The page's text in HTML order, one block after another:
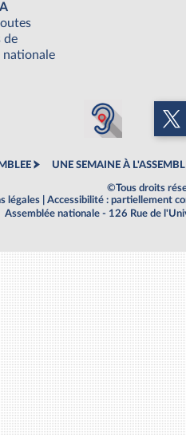
de
nationale
UNE SEMAINE À
©Tous droits
légales
Accessibilité : partiellement
Assemblée nationale - 126 Rue de